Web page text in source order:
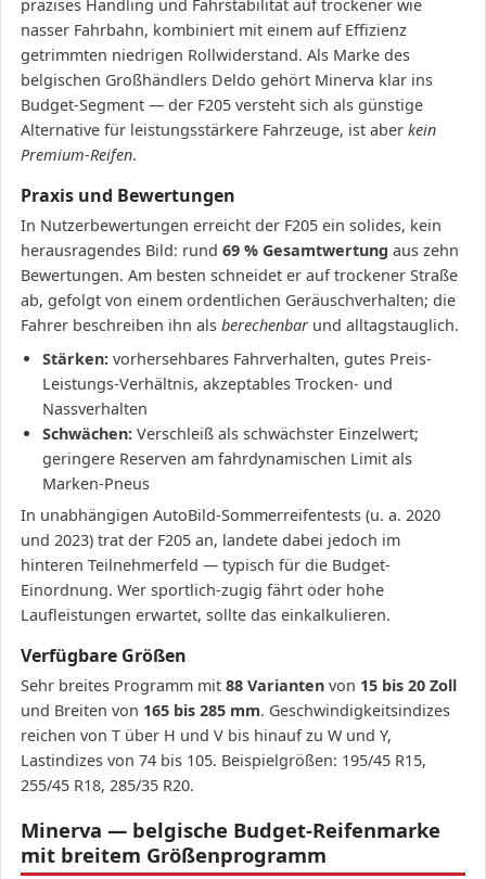
präzises Handling und Fahrstabilität auf trockener wie
nasser Fahrbahn, kombiniert mit einem auf Effizienz
getrimmten niedrigen Rollwiderstand. Als Marke des
belgischen Großhändlers Deldo gehört Minerva klar ins
Budget-Segment — der F205 versteht sich als günstige
Alternative für leistungsstärkere Fahrzeuge, ist aber kein
Premium-Reifen.
Praxis und Bewertungen
In Nutzerbewertungen erreicht der F205 ein solides, kein
herausragendes Bild: rund 69 % Gesamtwertung aus zehn
Bewertungen. Am besten schneidet er auf trockener Straße
ab, gefolgt von einem ordentlichen Geräuschverhalten; die
Fahrer beschreiben ihn als berechenbar und alltagstauglich.
Stärken: vorhersehbares Fahrverhalten, gutes Preis-
Leistungs-Verhältnis, akzeptables Trocken- und
Nassverhalten
Schwächen: Verschleiß als schwächster Einzelwert;
geringere Reserven am fahrdynamischen Limit als
Marken-Pneus
In unabhängigen AutoBild-Sommerreifentests (u. a. 2020
und 2023) trat der F205 an, landete dabei jedoch im
hinteren Teilnehmerfeld — typisch für die Budget-
Einordnung. Wer sportlich-zugig fährt oder hohe
Laufleistungen erwartet, sollte das einkalkulieren.
Verfügbare Größen
Sehr breites Programm mit 88 Varianten von 15 bis 20 Zoll
und Breiten von 165 bis 285 mm. Geschwindigkeitsindizes
reichen von T über H und V bis hinauf zu W und Y,
Lastindizes von 74 bis 105. Beispielgrößen: 195/45 R15,
255/45 R18, 285/35 R20.
Minerva — belgische Budget-Reifenmarke
mit breitem Größenprogramm